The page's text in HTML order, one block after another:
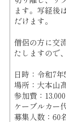
ます。写経後
だけます。
僧侶の方に交
たしますので
日時：令和7
場所：大本山
参加費：
ケーブルカー
募集人数：60